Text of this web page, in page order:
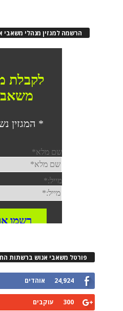
הרשמה למגזין מנהלי משאבי
פורטל משאבי אנוש ברשתות
24,924 אוהדים
300 עוקבים